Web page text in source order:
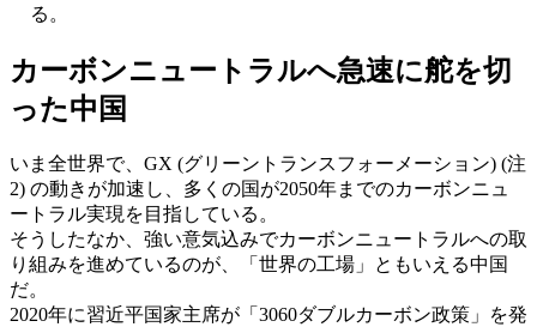
る。
カーボンニュートラルへ急速に舵を切
った中国
いま全世界で、GX (グリーントランスフォーメーション) (注
2) の動きが加速し、多くの国が2050年までのカーボンニュ
ートラル実現を目指している。
そうしたなか、強い意気込みでカーボンニュートラルへの取
り組みを進めているのが、「世界の工場」ともいえる中国
だ。
2020年に習近平国家主席が「3060ダブルカーボン政策」を発